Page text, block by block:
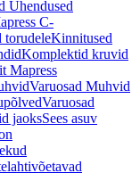
Ühendused
C-
torudeleKinnitused
Komplektid kruvid
Mapress
Varuosad Muhvid
Varuosad
jaoksSees asuv